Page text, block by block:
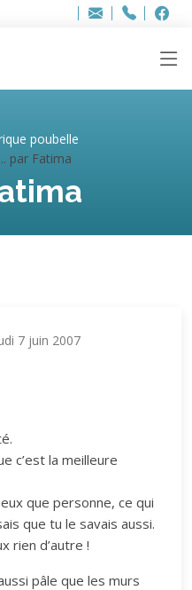
Adresse
info..hâthe..
Tel.
Tel.
poubelle
par Fatima
7 juin 2007
c’est la meilleure
que personne, ce qui
que tu le savais aussi.
rien d’autre !
pâle que les murs